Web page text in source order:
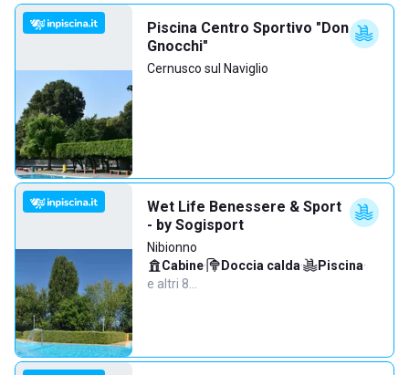
Piscina Centro Sportivo "Don
Gnocchi"
Cernusco sul Naviglio
Wet Life Benessere & Sport
- by Sogisport
Nibionno
Cabine· Doccia calda· Piscina·
e altri 8…